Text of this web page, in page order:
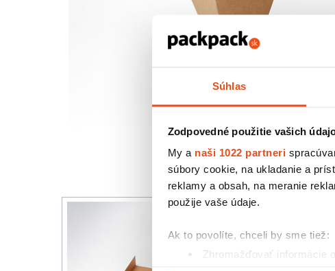
Súhlas
Zodpovedné použitie vašich
My a naši 1022 partneri
súbory cookie, na ukladanie a
reklamy a obsah, na meranie
použije vaše údaje.
Ak to povolíte, chceli by sme tiež:
Zhromažďovať informácie